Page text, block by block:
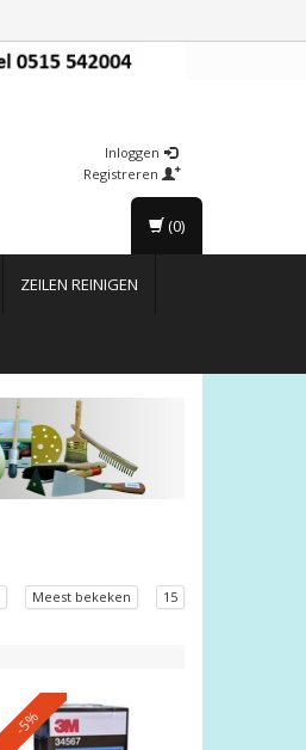
Inloggen
Registreren
ZEILEN REINIGEN
(0)
Meest bekeken 15
-5%